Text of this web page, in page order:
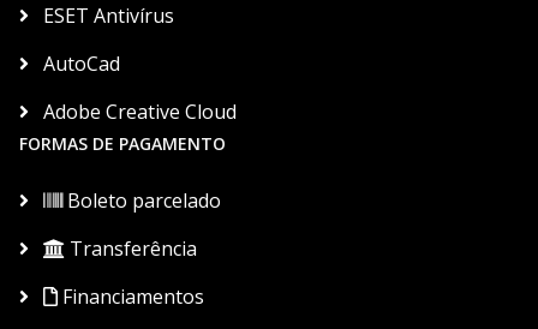
ESET Antivírus
AutoCad
Adobe Creative Cloud
FORMAS DE PAGAMENTO
Boleto parcelado
Transferência
Financiamentos